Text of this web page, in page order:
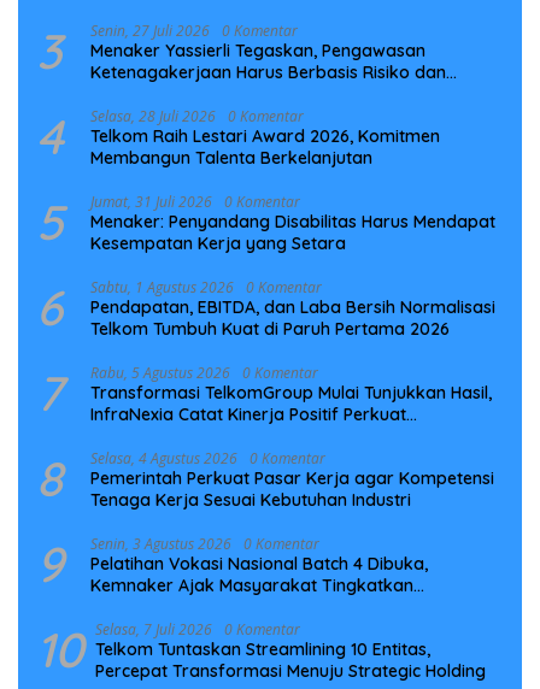
3 Senin, 27 Juli 2026 0 Komentar
Menaker Yassierli Tegaskan, Pengawasan
Ketenagakerjaan Harus Berbasis Risiko dan
4 Selasa, 28 Juli 2026 0 Komentar
Telkom Raih Lestari Award 2026, Komitmen
Membangun Talenta Berkelanjutan
5 Jumat, 31 Juli 2026 0 Komentar
Menaker: Penyandang Disabilitas Harus Mendapat
Kesempatan Kerja yang Setara
6 Sabtu, 1 Agustus 2026 0 Komentar
Pendapatan, EBITDA, dan Laba Bersih Normalisasi
Telkom Tumbuh Kuat di Paruh Pertama 2026
7 Rabu, 5 Agustus 2026 0 Komentar
Transformasi TelkomGroup Mulai Tunjukkan Hasil,
InfraNexia Catat Kinerja Positif Perkuat
8 Selasa, 4 Agustus 2026 0 Komentar
Pemerintah Perkuat Pasar Kerja agar Kompetensi
Tenaga Kerja Sesuai Kebutuhan Industri
9 Senin, 3 Agustus 2026 0 Komentar
Pelatihan Vokasi Nasional Batch 4 Dibuka,
Kemnaker Ajak Masyarakat Tingkatkan
10 Selasa, 7 Juli 2026 0 Komentar
Telkom Tuntaskan Streamlining 10 Entitas,
Percepat Transformasi Menuju Strategic Holding